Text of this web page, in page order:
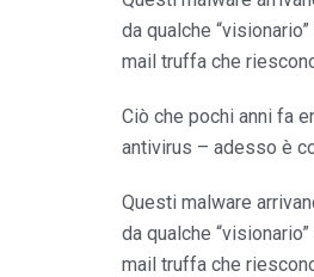
da qualche
mail truffa che
Ciò che pochi anni fa
antivirus – adesso è
Questi malware
da qualche
mail truffa che